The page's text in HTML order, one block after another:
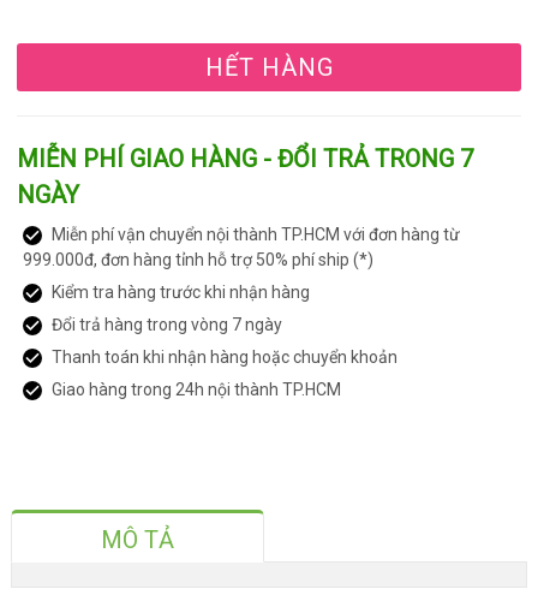
HẾT HÀNG
MIỄN PHÍ GIAO HÀNG - ĐỔI TRẢ TRONG 7
NGÀY
Miễn phí vận chuyển nội thành TP.HCM với đơn hàng từ
999.000đ, đơn hàng tỉnh hỗ trợ 50% phí ship (*)
Kiểm tra hàng trước khi nhận hàng
Đổi trả hàng trong vòng 7 ngày
Thanh toán khi nhận hàng hoặc chuyển khoản
Giao hàng trong 24h nội thành TP.HCM
MÔ TẢ